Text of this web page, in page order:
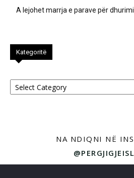
A lejohet marrja e parave për
Kategoritë
Kategoritë
NA NDIQNI NË